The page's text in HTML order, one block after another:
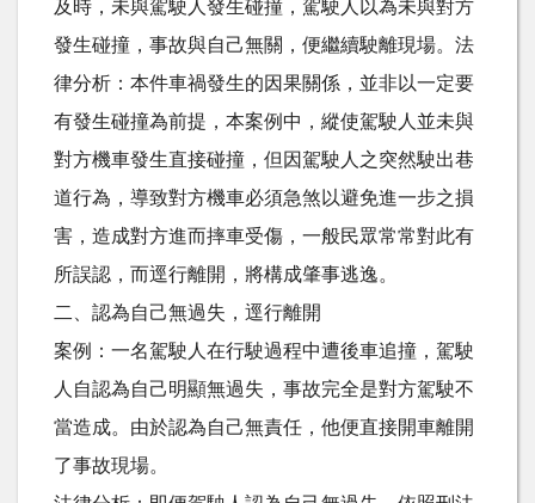
及時，未與駕駛人發生碰撞，駕駛人以為未與對方
發生碰撞，事故與自己無關，便繼續駛離現場。法
律分析：本件車禍發生的因果關係，並非以一定要
有發生碰撞為前提，本案例中，縱使駕駛人並未與
對方機車發生直接碰撞，但因駕駛人之突然駛出巷
道行為，導致對方機車必須急煞以避免進一步之損
害，造成對方進而摔車受傷，一般民眾常常對此有
所誤認，而逕行離開，將構成肇事逃逸。
二、認為自己無過失，逕行離開
案例：一名駕駛人在行駛過程中遭後車追撞，駕駛
人自認為自己明顯無過失，事故完全是對方駕駛不
當造成。由於認為自己無責任，他便直接開車離開
了事故現場。